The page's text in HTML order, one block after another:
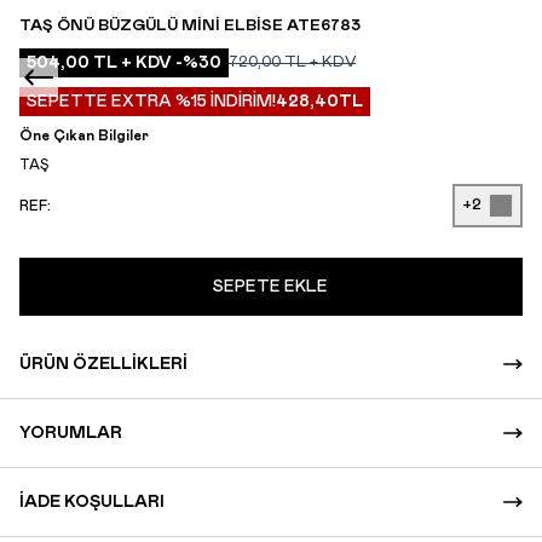
TAŞ ÖNÜ BÜZGÜLÜ MINI ELBISE ATE6783
504,00 TL + KDV -%30 720,00TL + KDV
SEPETTE EXTRA %15 İNDİRİM!428,40TL
Öne Çıkan Bilgiler
TAŞ
REF: +2
SEPETE EKLE
ÜRÜN ÖZELLIKLERI
YORUMLAR
İADE KOŞULLARI